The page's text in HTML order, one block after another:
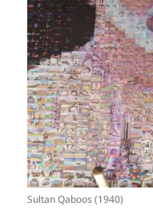
Sultan Qaboos (1940)